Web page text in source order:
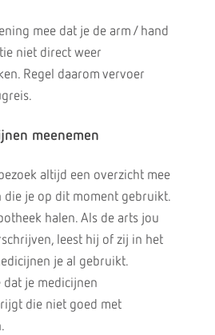
mee dat je de arm / hand
niet direct weer
Regel daarom vervoer
meenemen
altijd een overzicht mee
die je op dit moment gebruikt.
halen. Als de arts jou
leest hij of zij in het
je al gebruikt.
je medicijnen
die niet goed met